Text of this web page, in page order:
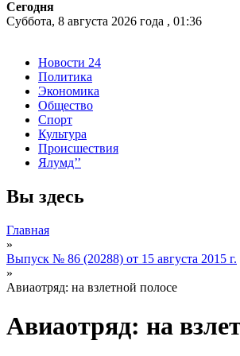
Сегодня
Суббота, 8 августа 2026 года , 01:36
Новости 24
Политика
Экономика
Общество
Спорт
Культура
Происшествия
Ялумд’’
Вы здесь
Главная
»
Выпуск № 86 (20288) от 15 августа 2015 г.
»
Авиаотряд: на взлетной полосе
Авиаотряд: на